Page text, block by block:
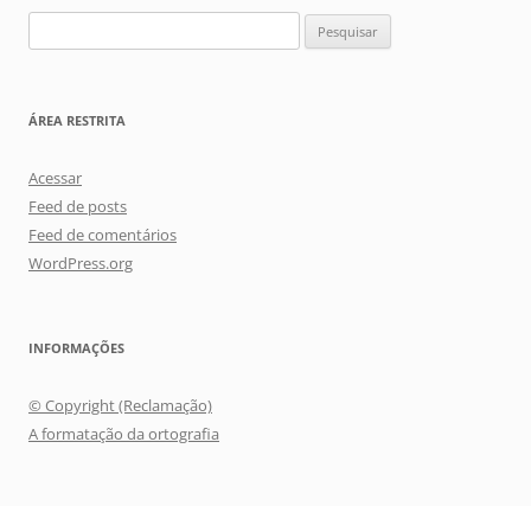
por:
ÁREA RESTRITA
Acessar
Feed de posts
Feed de comentários
WordPress.org
INFORMAÇÕES
© Copyright (Reclamação)
A formatação da ortografia